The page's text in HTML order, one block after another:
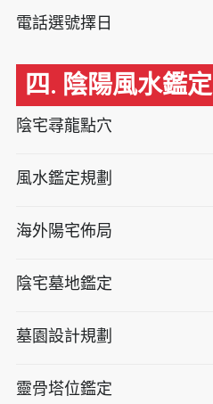
電話選號擇日
四. 陰陽風水鑑定
陰宅尋龍點穴
風水鑑定規劃
海外陽宅佈局
陰宅墓地鑑定
墓園設計規劃
靈骨塔位鑑定